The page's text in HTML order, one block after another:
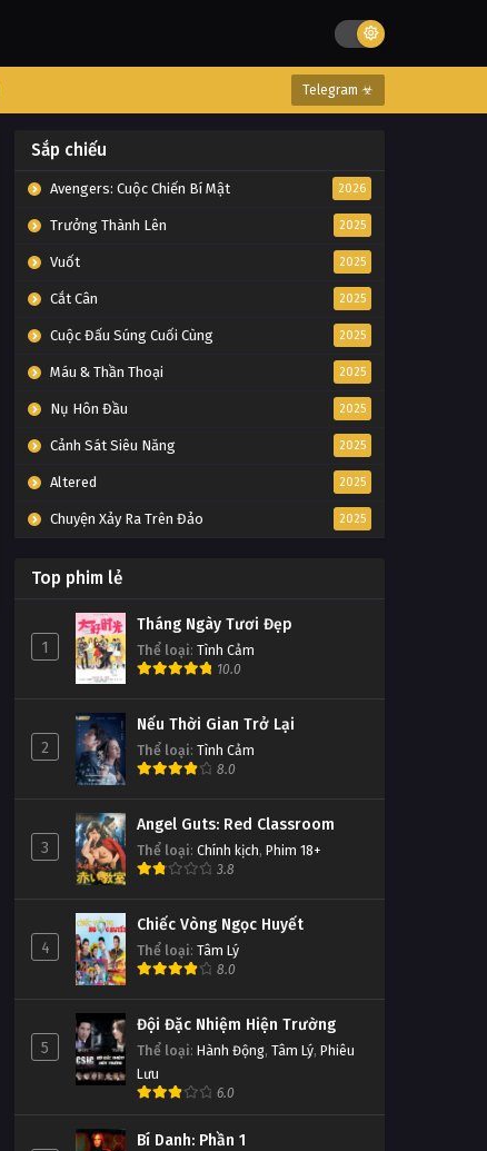
Telegram ☣
Sắp chiếu
Avengers: Cuộc Chiến Bí Mật 2026
Trưởng Thành Lên 2025
Vuốt 2025
Cắt Cân 2025
Cuộc Đấu Súng Cuối Cùng 2025
Máu & Thần Thoại 2025
Nụ Hôn Đầu 2025
Cảnh Sát Siêu Năng 2025
Altered 2025
Chuyện Xảy Ra Trên Đảo 2025
Top phim lẻ
1
Tháng Ngày Tươi Đẹp
Thể loại: Tình Cảm
10.0
2
Nếu Thời Gian Trở Lại
Thể loại: Tình Cảm
8.0
3
Angel Guts: Red Classroom
Thể loại: Chính kịch, Phim 18+
3.8
4
Chiếc Vòng Ngọc Huyết
Thể loại: Tâm Lý
8.0
5
Đội Đặc Nhiệm Hiện Trường
Thể loại: Hành Động, Tâm Lý, Phiêu
Lưu
6.0
Bí Danh: Phần 1